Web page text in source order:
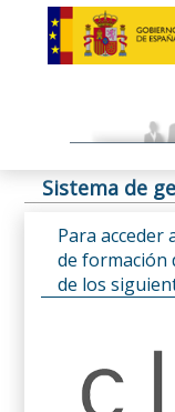
Sistema de
Para acceder
de formación
de los